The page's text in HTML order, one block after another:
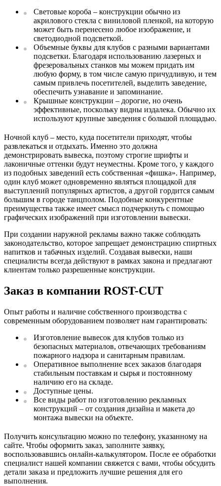
Световые короба – конструкции обычно из
акрилового стекла с виниловой пленкой, на которую
может быть перенесено любое изображение, и
светодиодной подсветкой.
Объемные буквы для клубов с разными вариантами
подсветки. Благодаря использованию лазерных и
фрезеровальных станков мы можем придать им
любую форму, в том числе самую причудливую, и тем
самым привлечь посетителей, выделить заведение,
обеспечить узнавание и запоминание.
Крышные конструкции – дорогие, но очень
эффективные, поскольку видны издалека. Обычно их
используют крупные заведения с большой площадью.
Ночной клуб – место, куда посетители приходят, чтобы
развлекаться и отдыхать. Именно это должна
демонстрировать вывеска, поэтому строгие шрифты и
лаконичные оттенки будут неуместны. Кроме того, у каждого
из подобных заведений есть собственная «фишка». Например,
один клуб может одновременно являться площадкой для
выступлений популярных артистов, а другой гордится самым
большим в городе танцполом. Подобные конкурентные
преимущества также имеет смысл подчеркнуть с помощью
графических изображений при изготовлении вывески.
При создании наружной рекламы важно также соблюдать
законодательство, которое запрещает демонстрацию спиртных
напитков и табачных изделий. Создавая вывески, наши
специалисты всегда действуют в рамках закона и предлагают
клиентам только разрешенные конструкции.
Заказ в компании ROST-CUT
Опыт работы и наличие собственного производства с
современным оборудованием позволяет нам гарантировать:
Изготовление вывесок для клубов только из
безопасных материалов, отвечающих требованиям
пожарного надзора и санитарным правилам.
Оперативное выполнение всех заказов благодаря
стабильным поставкам и сырья и постоянному
наличию его на складе.
Доступные цены.
Все виды работ по изготовлению рекламных
конструкций – от создания дизайна и макета до
монтажа вывески на объекте.
Получить консультацию можно по телефону, указанному на
сайте. Чтобы оформить заказ, заполните заявку,
воспользовавшись онлайн-калькулятором. После ее обработки
специалист нашей компании свяжется с вами, чтобы обсудить
детали заказа и предложить лучшие решения для его
выполнения.